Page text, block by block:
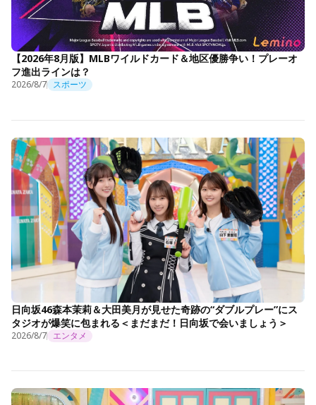
【2026年8月版】MLBワイルドカード＆地区優勝争い！プレーオ
フ進出ラインは？
2026/8/7 スポーツ
日向坂46森本茉莉＆大田美月が見せた奇跡の“ダブルプレー”にス
タジオが爆笑に包まれる＜まだまだ！日向坂で会いましょう＞
2026/8/7 エンタメ